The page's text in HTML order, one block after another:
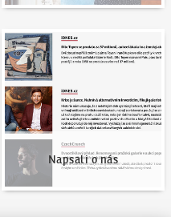
Napsali o nás
Napsali o nás